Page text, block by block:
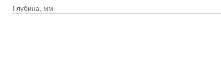
Глубина, мм